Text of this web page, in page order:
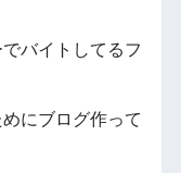
バイトしてるフ
にブログ作って